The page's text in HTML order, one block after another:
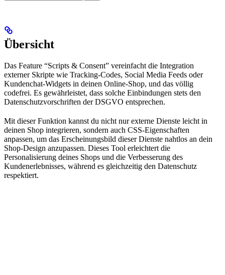
Übersicht
Das Feature “Scripts & Consent” vereinfacht die Integration
externer Skripte wie Tracking-Codes, Social Media Feeds oder
Kundenchat-Widgets in deinen Online-Shop, und das völlig
codefrei. Es gewährleistet, dass solche Einbindungen stets den
Datenschutzvorschriften der DSGVO entsprechen.
Mit dieser Funktion kannst du nicht nur externe Dienste leicht in
deinen Shop integrieren, sondern auch CSS-Eigenschaften
anpassen, um das Erscheinungsbild dieser Dienste nahtlos an dein
Shop-Design anzupassen. Dieses Tool erleichtert die
Personalisierung deines Shops und die Verbesserung des
Kundenerlebnisses, während es gleichzeitig den Datenschutz
respektiert.